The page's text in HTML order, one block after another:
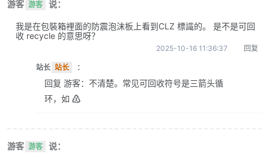
游客 游客 说：
我是在包裝箱裡面的防震泡沫板上看到CLZ 標識的。 是不是可回
收 recycle 的意思呀？
2025-10-16 11:36:37 回复
站长 站长 ：
回复 游客：不清楚。常见可回收符号是三箭头循
环，如 ♴
游客 游客 说：